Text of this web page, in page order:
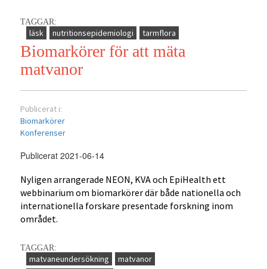
TAGGAR:
läsk nutritionsepidemiologi tarmflora
Biomarkörer för att mäta
matvanor
Publicerat i:
Biomarkörer
Konferenser
Publicerat 2021-06-14
Nyligen arrangerade NEON, KVA och EpiHealth ett
webbinarium om biomarkörer där både nationella och
internationella forskare presentade forskning inom
området.
TAGGAR:
matvaneundersökning
matvanor